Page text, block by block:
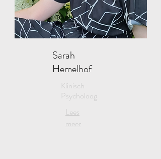
Sarah
Hemelhof
Klinisch
Psycholoog
Lees
meer